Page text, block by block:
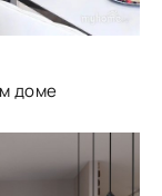
доме